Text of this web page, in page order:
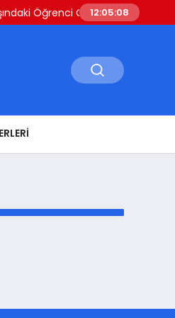
Öğrenci Okul Saldırısı
12:05:08